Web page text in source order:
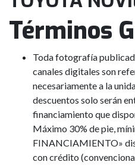
Términos
Toda fotografía
canales digitales son
necesariamente a la
descuentos solo serán
financiamiento que
Máximo 30% de pie,
FINANCIAMIENTO»
con crédito